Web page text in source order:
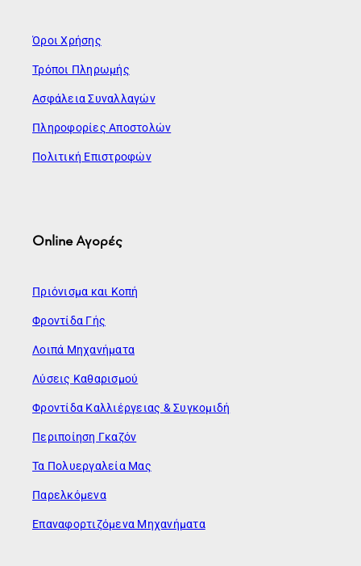
Όροι Χρήσης
Τρόποι Πληρωμής
Ασφάλεια Συναλλαγών
Πληροφορίες Αποστολών
Πολιτική Επιστροφών
Online Αγορές
Πριόνισμα και Κοπή
Φροντίδα Γής
Λοιπά Μηχανήματα
Λύσεις Καθαρισμού
Φροντίδα Καλλιέργειας & Συγκομιδή
Περιποίηση Γκαζόν
Τα Πολυεργαλεία Μας
Παρελκόμενα
Επαναφορτιζόμενα Μηχανήματα